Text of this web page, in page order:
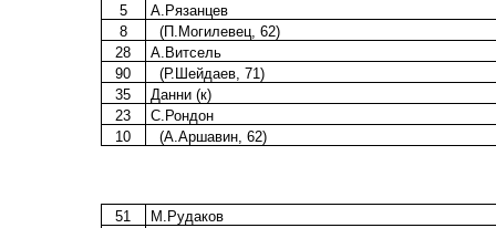
5
А.Рязанцев
8
(П.Могилевец, 62)
28
А.Витсель
90
(Р.Шейдаев, 71)
35
Данни (к)
23
С.Рондон
10
(А.Аршавин, 62)
51
М.Рудаков